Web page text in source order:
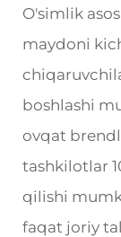
O'simlik
maydoni
boshlashi
ovqat
tashkilotlar
qilishi
faqat joriy